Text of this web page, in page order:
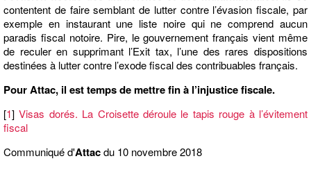
contentent de faire semblant de lutter contre l’évasion fiscale, par
exemple en instaurant une liste noire qui ne comprend aucun
paradis fiscal notoire. Pire, le gouvernement français vient même
de reculer en supprimant l’Exit tax, l’une des rares dispositions
destinées à lutter contre l’exode fiscal des contribuables français.
Pour Attac, il est temps de mettre fin à l’injustice fiscale.
[1]Visas dorés. La Croisette déroule le tapis rouge à l’évitement
fiscal
Communiqué d'Attacdu 10 novembre 2018